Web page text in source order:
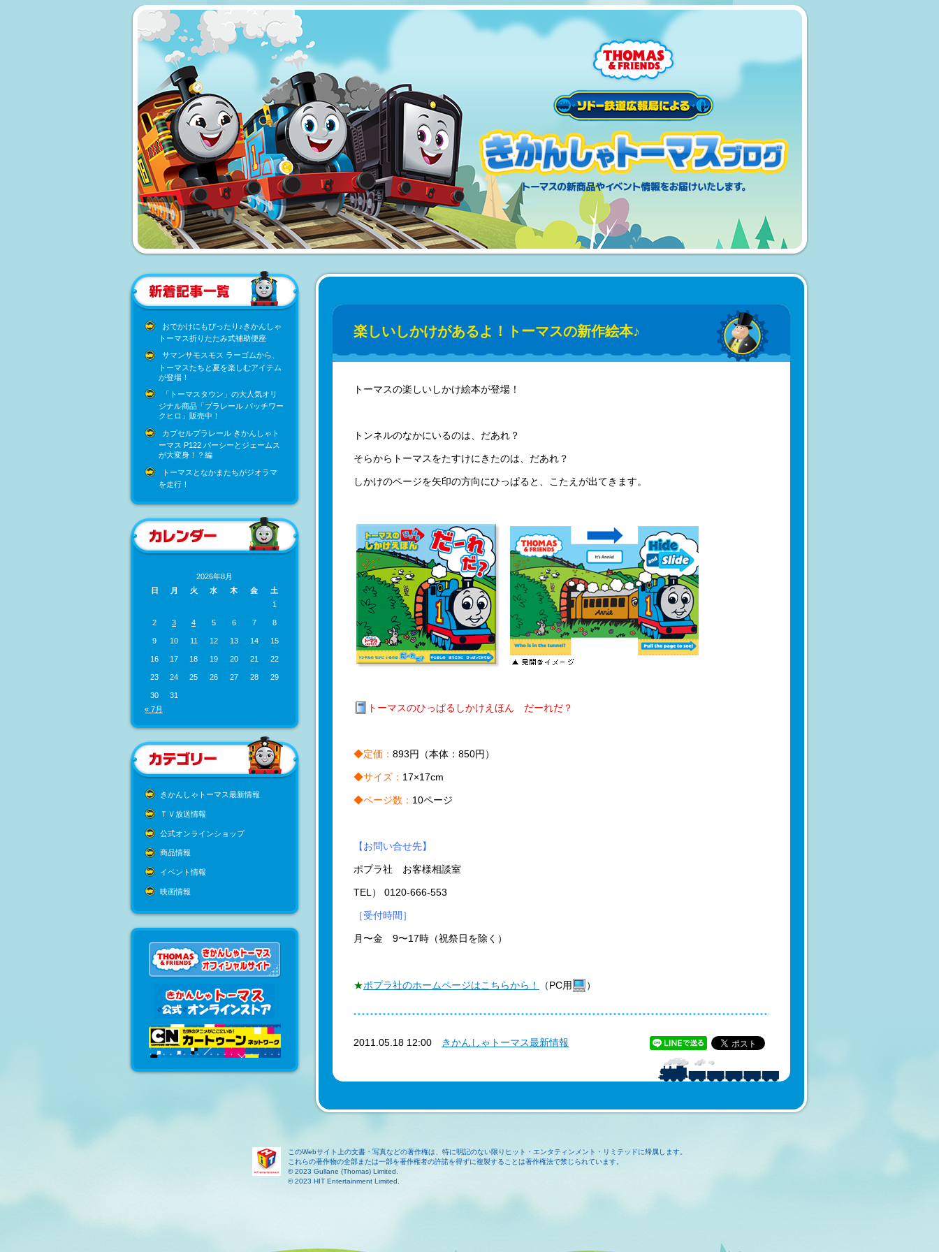
おでかけにもぴったり♪きかんしゃ
トーマス折りたたみ式補助便座
サマンサモスモス ラーゴムから、
トーマスたちと夏を楽しむアイテム
が登場！
「トーマスタウン」の大人気オリ
ジナル商品「プラレール パッチワー
クヒロ」販売中！
カプセルプラレール きかんしゃト
ーマス P122 パーシーとジェームス
が大変身！？編
トーマスとなかまたちがジオラマ
を走行！
2026年8月
日
月 火 水 木 金
土
1
2 3 4 5 6 7 8
9 10 11 12 13 14 15
16 17 18 19 20 21 22
23 24 25 26 27 28 29
30
31
« 7月
きかんしゃトーマス最新情報
ＴＶ放送情報
公式オンラインショップ
商品情報
イベント情報
映画情報
楽しいしかけがあるよ！トーマスの新作絵本♪
トーマスの楽しいしかけ絵本が登場！
トンネルのなかにいるのは、だあれ？
そらからトーマスをたすけにきたのは、だあれ？
しかけのページを矢印の方向にひっぱると、こたえが出てきます。
トーマスのひっぱるしかけえほん だーれだ？
◆定価： 893円（本体：850円）
◆サイズ： 17×17cm
◆ページ数： 10ページ
【お問い合せ先】
ポプラ社 お客様相談室
TEL） 0120-666-553
［受付時間］
月〜金 9〜17時（祝祭日を除く）
★ポプラ社のホームページはこちらから！ （PC用 ）
2011.05.18 12:00 きかんしゃトーマス最新情報
このWebサイト上の文書・写真などの著作権は、特に明記のない限りヒット・エンタティンメント・リミテッドに帰属します。
これらの著作物の全部または一部を著作権者の許諾を得ずに複製することは著作権法で禁じられています。
© 2023 Gullane (Thomas) Limited.
© 2023 HIT Entertainment Limited.